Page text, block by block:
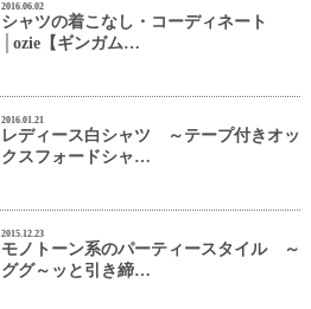
2016.06.02
シャツの着こなし・コーディネート
│ozie【ギンガム…
2016.01.21
レディース白シャツ ～テープ付きオッ
クスフォードシャ…
2015.12.23
モノトーン系のパーティースタイル ～
ググ～ッと引き締…